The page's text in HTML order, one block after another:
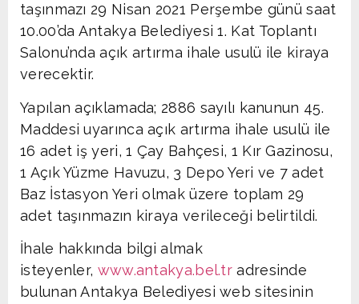
taşınmazı 29 Nisan 2021 Perşembe günü saat
10.00’da Antakya Belediyesi 1. Kat Toplantı
Salonu’nda açık artırma ihale usulü ile kiraya
verecektir.
Yapılan açıklamada; 2886 sayılı kanunun 45.
Maddesi uyarınca açık artırma ihale usulü ile
16 adet iş yeri, 1 Çay Bahçesi, 1 Kır Gazinosu,
1 Açık Yüzme Havuzu, 3 Depo Yeri ve 7 adet
Baz İstasyon Yeri olmak üzere toplam 29
adet taşınmazın kiraya verileceği belirtildi.
İhale hakkında bilgi almak
isteyenler, www.antakya.bel.tr adresinde
bulunan Antakya Belediyesi web sitesinin